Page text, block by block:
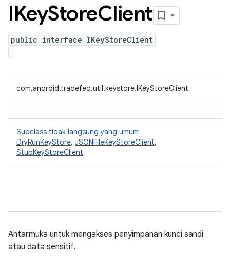
IKeyStoreClient
public interface IKeyStoreClient
com.android.tradefed.util.keystore.IKeyStoreClient
Subclass tidak langsung yang umum
DryRunKeyStore, JSONFileKeyStoreClient,
StubKeyStoreClient
Antarmuka untuk mengakses penyimpanan kunci sandi
atau data sensitif.